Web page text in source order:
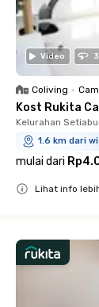
Video
Coliving •
Kost Rukita
Kelurahan
1.6 km dari
mulai dari
Lihat info